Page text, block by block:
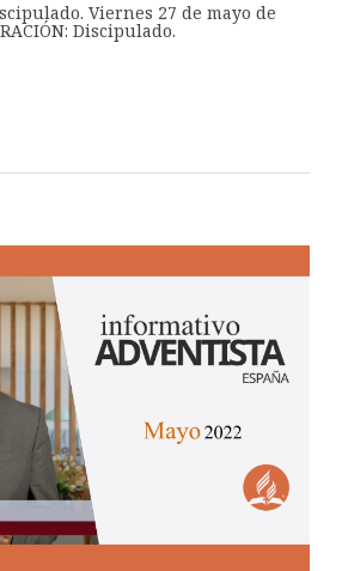
Viernes 27 de mayo de
Discipulado.